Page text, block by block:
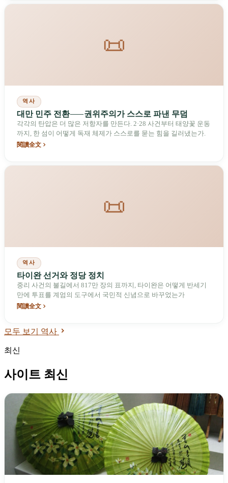
📜
역사
대만 민주 전환——권위주의가 스스로 파낸 무덤
각각의 탄압은 더 많은 저항자를 만든다. 2·28 사건부터 태양꽃 운동
까지, 한 섬이 어떻게 독재 체제가 스스로를 묻는 힘을 길러냈는가.
閱讀全文
📜
역사
타이완 선거와 정당 정치
중리 사건의 불길에서 817만 장의 표까지, 타이완은 어떻게 반세기
만에 투표를 계엄의 도구에서 국민적 신념으로 바꾸었는가
閱讀全文
모두 보기 역사
최신
사이트 최신